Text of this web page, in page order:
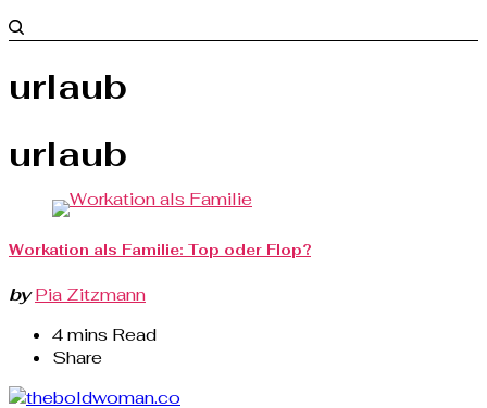
urlaub
urlaub
Workation als Familie: Top oder Flop?
by Pia Zitzmann
4 mins Read
Share